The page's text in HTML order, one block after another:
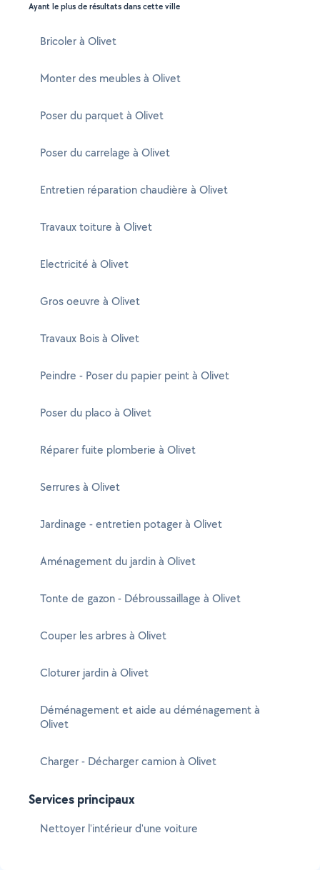
Ayant le plus de résultats dans cette ville
Bricoler à Olivet
Monter des meubles à Olivet
Poser du parquet à Olivet
Poser du carrelage à Olivet
Entretien réparation chaudière à Olivet
Travaux toiture à Olivet
Electricité à Olivet
Gros oeuvre à Olivet
Travaux Bois à Olivet
Peindre - Poser du papier peint à Olivet
Poser du placo à Olivet
Réparer fuite plomberie à Olivet
Serrures à Olivet
Jardinage - entretien potager à Olivet
Aménagement du jardin à Olivet
Tonte de gazon - Débroussaillage à Olivet
Couper les arbres à Olivet
Cloturer jardin à Olivet
Déménagement et aide au déménagement à
Olivet
Charger - Décharger camion à Olivet
Services principaux
Nettoyer l'intérieur d'une voiture